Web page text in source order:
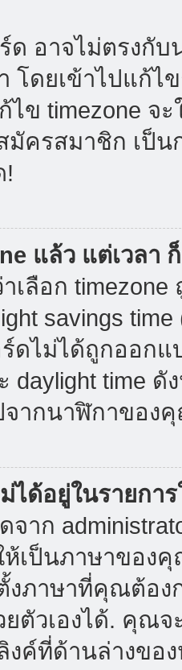
อาจไม่ตรงกั
โดยเข้าไปแก้
ข timezone จ
มัครสมาชิก เป็
!
แล้ว แต่เวลา
ลือก timezone
savings
ดไม่ได้ถูกออกแ
daylight time
จากนาฬิกาของ
ได้อยู่ในรายการ
จาก
เป็นภาษาของ
งภาษาที่คุณต้อ
ตัวเองได้. คุณจ
งค์ที่ด้านล่างขอ